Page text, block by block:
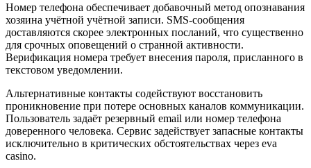
Номер телефона обеспечивает добавочный метод опознавания
хозяина учётной учётной записи. SMS-сообщения
доставляются скорее электронных посланий, что существенно
для срочных оповещений о странной активности.
Верификация номера требует внесения пароля, присланного в
текстовом уведомлении.
Альтернативные контакты содействуют восстановить
проникновение при потере основных каналов коммуникации.
Пользователь задаёт резервный email или номер телефона
доверенного человека. Сервис задействует запасные контакты
исключительно в критических обстоятельствах через eva
casino.